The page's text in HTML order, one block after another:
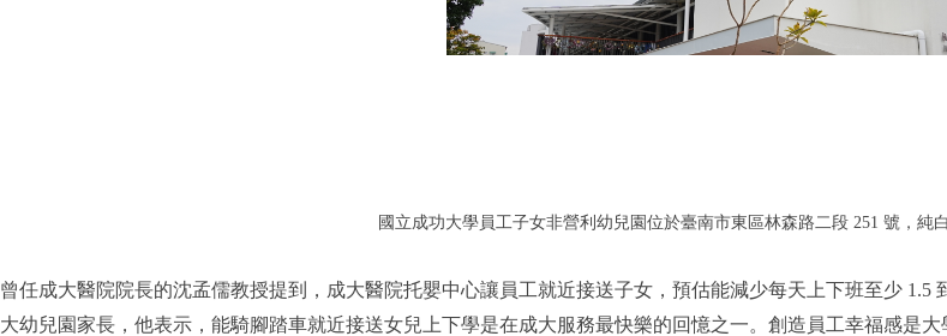
國立成功大學員工子女非營利幼兒園位於臺南市東區林森路二段 251 號，純
曾任成大醫院院長的沈孟儒教授提到，成大醫院托嬰中心讓員工就近接送子女，預估能減少每天上下班至少
大幼兒園家長，他表示，能騎腳踏車就近接送女兒上下學是在成大服務最快樂的回憶之一。創造員工幸福感是